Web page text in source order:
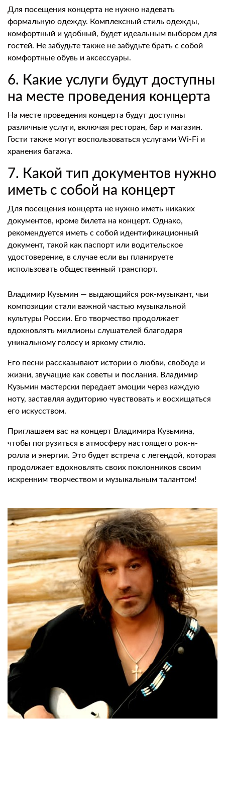
Для посещения концерта не нужно надевать
формальную одежду. Комплексный стиль одежды,
комфортный и удобный, будет идеальным выбором для
гостей. Не забудьте также не забудьте брать с собой
комфортные обувь и аксессуары.
6. Какие услуги будут доступны
на месте проведения концерта
На месте проведения концерта будут доступны
различные услуги, включая ресторан, бар и магазин.
Гости также могут воспользоваться услугами Wi-Fi и
хранения багажа.
7. Какой тип документов нужно
иметь с собой на концерт
Для посещения концерта не нужно иметь никаких
документов, кроме билета на концерт. Однако,
рекомендуется иметь с собой идентификационный
документ, такой как паспорт или водительское
удостоверение, в случае если вы планируете
использовать общественный транспорт.
Владимир Кузьмин — выдающийся рок-музыкант, чьи
композиции стали важной частью музыкальной
культуры России. Его творчество продолжает
вдохновлять миллионы слушателей благодаря
уникальному голосу и яркому стилю.
Его песни рассказывают истории о любви, свободе и
жизни, звучащие как советы и послания. Владимир
Кузьмин мастерски передает эмоции через каждую
ноту, заставляя аудиторию чувствовать и восхищаться
его искусством.
Приглашаем вас на концерт Владимира Кузьмина,
чтобы погрузиться в атмосферу настоящего рок-н-
ролла и энергии. Это будет встреча с легендой, которая
продолжает вдохновлять своих поклонников своим
искренним творчеством и музыкальным талантом!